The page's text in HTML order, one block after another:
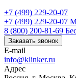
+7 (499) 229-20-07
+7 (499) 229-20-07
8 (800) 200-81-69
Заказать звонок
E-mail
info@klinker.ru
Адрес